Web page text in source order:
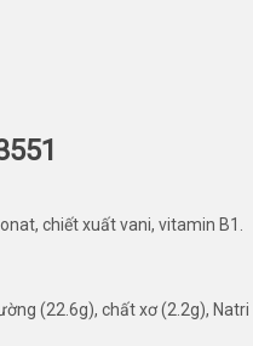
chiết xuất vani, vitamin B1.
(22.6g), chất xơ (2.2g), Natri